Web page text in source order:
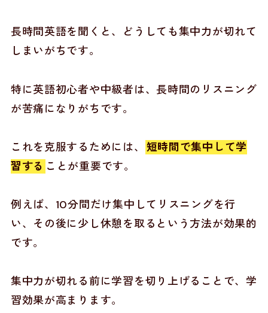
長時間英語を聞くと、どうしても集中力が切れて
しまいがちです。
特に英語初心者や中級者は、長時間のリスニング
が苦痛になりがちです。
これを克服するためには、
短時間で集中して学
習する ことが重要です。
例えば、10分間だけ集中してリスニングを行
い、その後に少し休憩を取るという方法が効果的
です。
集中力が切れる前に学習を切り上げることで、学
習効果が高まります。